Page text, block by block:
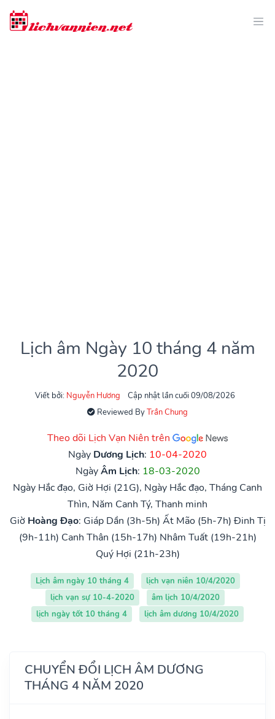
Lịch âm Ngày 10 tháng 4 năm
2020
Viết bởi: Nguyễn Hương
Cập nhật lần cuối 09/08/2026
Reviewed ByTrần Chung
Theo dõi Lịch Vạn Niên trên
Ngày Dương Lịch: 10-04-2020
NgàyÂm Lịch: 18-03-2020
Ngày Hắc đạo, Giờ Hợi (21G), Ngày Hắc đạo, Tháng Canh
Thìn, Năm Canh Tý, Thanh minh
Giờ Hoàng Đạo: Giáp Dần (3h-5h) Ất Mão (5h-7h) Đinh Tị
(9h-11h) Canh Thân (15h-17h) Nhâm Tuất (19h-21h)
Quý Hợi (21h-23h)
Lịch âm ngày 10 tháng 4
lịch vạn niên 10/4/2020
lịch vạn sự 10-4-2020
âm lịch 10/4/2020
lịch ngày tốt 10 tháng 4
lịch âm dương 10/4/2020
CHUYỂN ĐỔI LỊCH ÂM DƯƠNG
THÁNG 4 NĂM 2020